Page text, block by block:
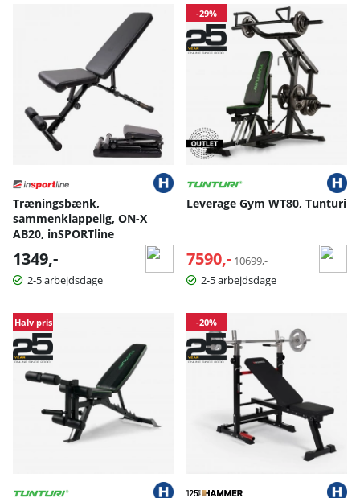
Træningsbænk,
sammenklappelig, ON-X
AB20, inSPORTline
1349,-
2-5 arbejdsdage
-29%
Leverage Gym WT80, Tunturi
7590,- Normalpris:
10699,-
2-5 arbejdsdage
Halv pris -20%